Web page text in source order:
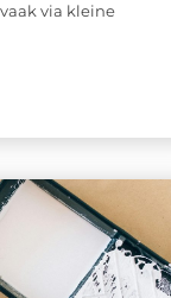
via kleine